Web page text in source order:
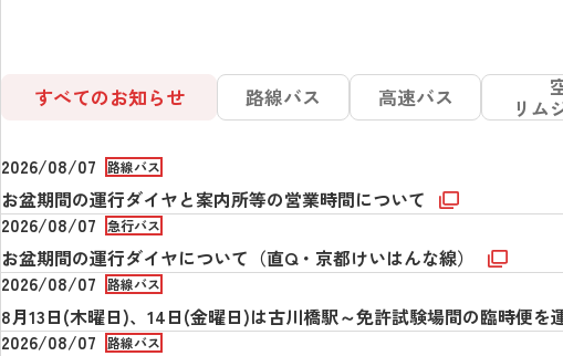
すべてのお知らせ 路線バス 高速バス
リム
2026/08/07 路線バス
お盆期間の運行ダイヤと案内所等の営業時間について
2026/08/07
急行バス
お盆期間の運行ダイヤについて（直Q・京都けいはんな線）
2026/08/07
路線バス
8月13日(木曜日)、14日(金曜日)は古川橋駅～免許試験場間の臨時便を
2026/08/07
路線バス